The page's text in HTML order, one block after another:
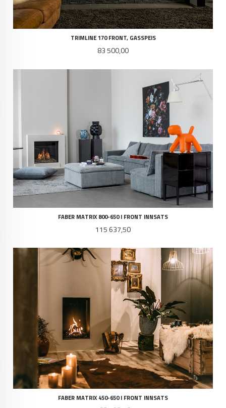
TRIMLINE 170 FRONT, GASSPEIS
Pris
83 500,00
FABER MATRIX 800-650 I FRONT INNSATS
Pris
115 637,50
FABER MATRIX 450-650 I FRONT INNSATS